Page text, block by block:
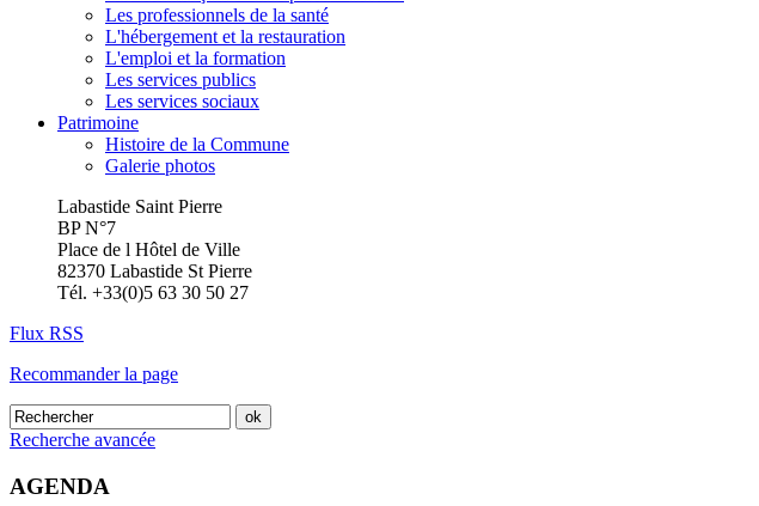
Les professionnels de la santé
L'hébergement et la restauration
L'emploi et la formation
Les services publics
Les services sociaux
Patrimoine
Histoire de la Commune
Galerie photos
Labastide Saint Pierre
BP N°7
Place de l Hôtel de Ville
82370 Labastide St Pierre
Tél. +33(0)5 63 30 50 27
Flux RSS
Recommander la page
Recherche avancée
AGENDA